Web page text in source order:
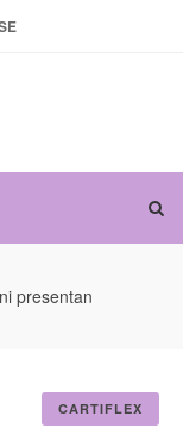
presentan
CARTIFLEX